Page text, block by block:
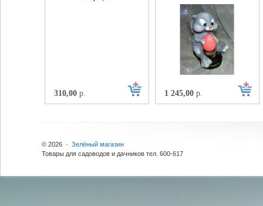
310,00 р. 1 245,00 р.
© 2026 · Зелёный магазин
Товары для садоводов и дачников тел. 600-617